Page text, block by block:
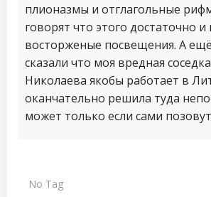
плионазмы и отглагольные
говорят что этого достаточно
восторженые посвещения. А
сказали что моя вредная
Николаева якобы работает в
оканчательно решила туда
может только если сами
No Tag